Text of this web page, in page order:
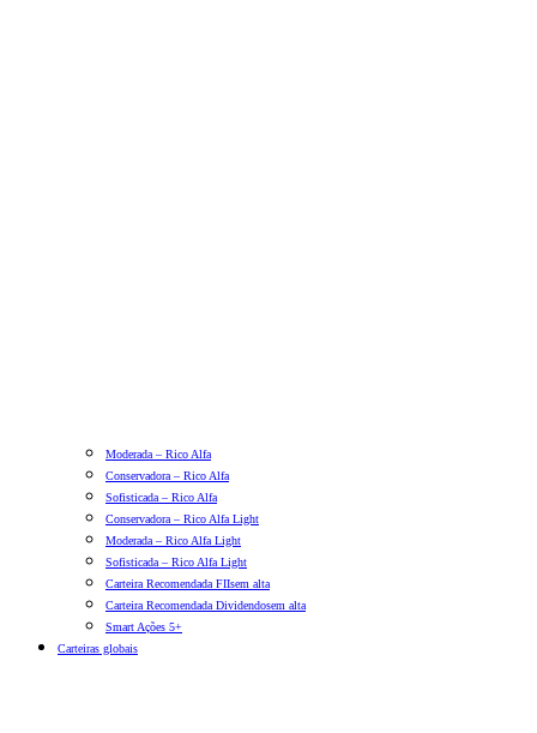
Moderada – Rico Alfa
Conservadora – Rico Alfa
Sofisticada – Rico Alfa
Conservadora – Rico Alfa Light
Moderada – Rico Alfa Light
Sofisticada – Rico Alfa Light
Carteira Recomendada FIIsem alta
Carteira Recomendada Dividendosem alta
Smart Ações 5+
Carteiras globais